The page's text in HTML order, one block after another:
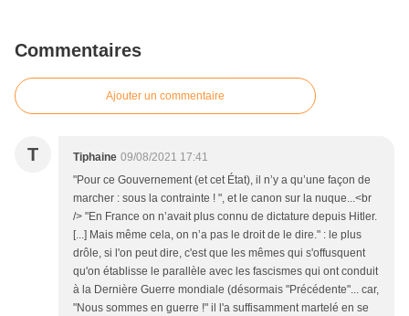
Commentaires
Ajouter un commentaire
T Tiphaine 09/08/2021 17:41
"Pour ce Gouvernement (et cet État), il n’y a qu’une façon de
marcher : sous la contrainte ! ", et le canon sur la nuque...<br
/> "En France on n’avait plus connu de dictature depuis Hitler.
[...] Mais même cela, on n’a pas le droit de le dire." : le plus
drôle, si l'on peut dire, c'est que les mêmes qui s'offusquent
qu'on établisse le parallèle avec les fascismes qui ont conduit
à la Dernière Guerre mondiale (désormais "Précédente"... car,
"Nous sommes en guerre !" il l'a suffisamment martelé en se